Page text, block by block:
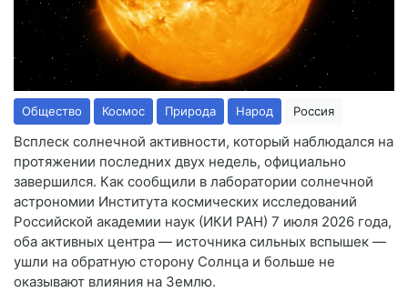
Общество Космос Природа Народ Россия
Всплеск солнечной активности, который наблюдался на
протяжении последних двух недель, официально
завершился. Как сообщили в лаборатории солнечной
астрономии Института космических исследований
Российской академии наук (ИКИ РАН) 7 июля 2026 года,
оба активных центра — источника сильных вспышек —
ушли на обратную сторону Солнца и больше не
оказывают влияния на Землю.